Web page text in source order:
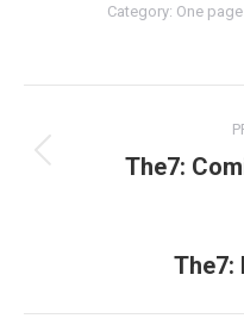
Category: One page
de
The7:
The7: